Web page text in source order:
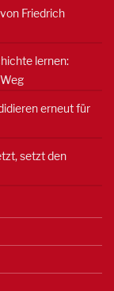
Friedrich
lernen:
erneut für
setzt den